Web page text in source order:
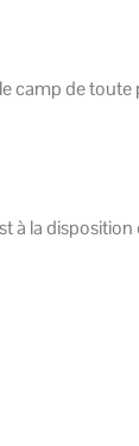
camp de
à la disposition